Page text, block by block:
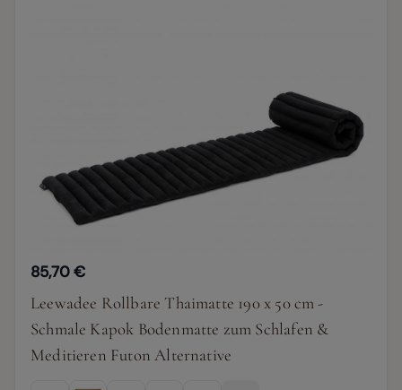
85,70 €
Leewadee Rollbare Thaimatte 190 x 50 cm -
Schmale Kapok Bodenmatte zum Schlafen &
Meditieren Futon Alternative